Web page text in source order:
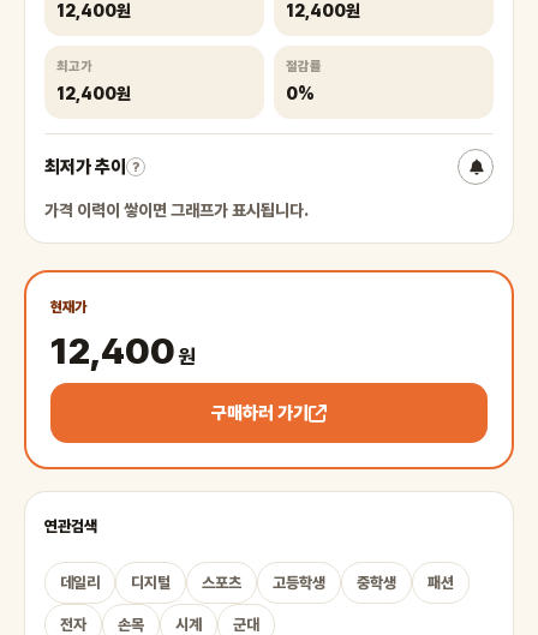
12,400원 12,400원
최고가
12,400원
절감률
0%
최저가 추이 ?
가격 이력이 쌓이면 그래프가 표시됩니다.
현재가
12,400원
구매하러 가기
연관검색
데일리 디지털 스포츠 고등학생 중학생 패션
전자 손목 시계 군대